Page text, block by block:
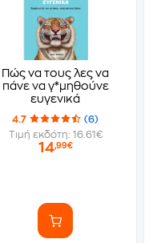
Πώς να τους λες να
πάνε να γ*μηθούνε
ευγενικά
4.7
(6)
Τιμή εκδότη: 16.61€
14,99€